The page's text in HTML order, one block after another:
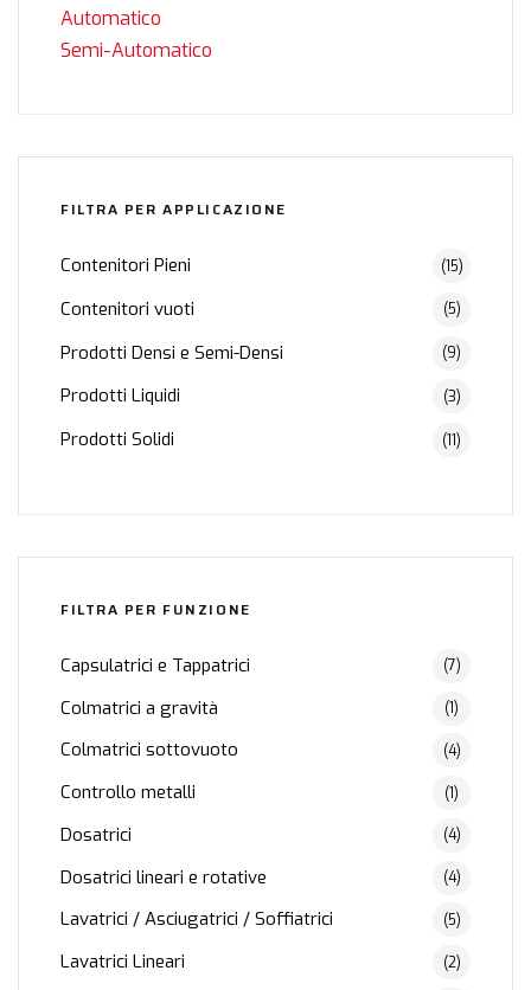
Automatico
Semi-Automatico
FILTRA PER APPLICAZIONE
Contenitori Pieni (15)
Contenitori vuoti (5)
Prodotti Densi e Semi-Densi (9)
Prodotti Liquidi (3)
Prodotti Solidi (11)
FILTRA PER FUNZIONE
Capsulatrici e Tappatrici (7)
Colmatrici a gravità (1)
Colmatrici sottovuoto (4)
Controllo metalli (1)
Dosatrici (4)
Dosatrici lineari e rotative (4)
Lavatrici / Asciugatrici / Soffiatrici (5)
Lavatrici Lineari (2)